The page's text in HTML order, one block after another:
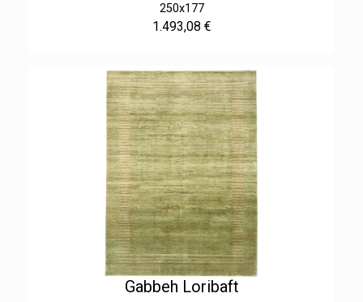
250x177
1.493,08 €
Gabbeh Loribaft